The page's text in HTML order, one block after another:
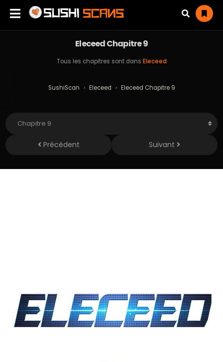
Eleceed Chapitre 9
Tous les chapitres sont dans Eleceed
SushiScan › Eleceed › Eleceed Chapitre 9
Précédent Suivant